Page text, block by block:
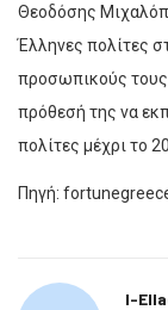
Θεοδόσης
Έλληνες πολίτες
προσωπικούς
πρόθεσή της να
πολίτες µέχρι το
Πηγή:
I-